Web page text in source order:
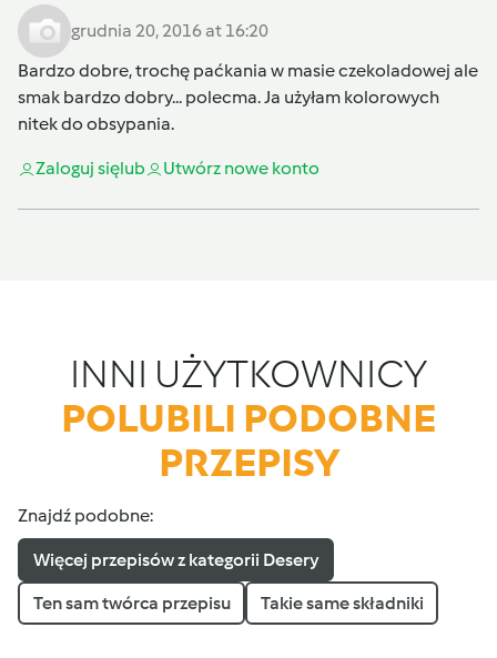
grudnia 20, 2016 at 16:20
Bardzo dobre, trochę paćkania w masie czekoladowej ale
smak bardzo dobry... polecma. Ja użyłam kolorowych
nitek do obsypania.
Zaloguj sięlub Utwórz nowe konto
INNI UŻYTKOWNICY
POLUBILI PODOBNE
PRZEPISY
Znajdź podobne:
Więcej przepisów z kategorii Desery
Ten sam twórca przepisu Takie same składniki